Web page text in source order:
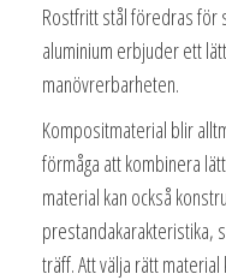
Rostfritt stål föredras för
aluminium erbjuder ett
manövrerbarheten.
Kompositmaterial blir
förmåga att kombinera
material kan också
prestandakarakteristika,
träff. Att välja rätt